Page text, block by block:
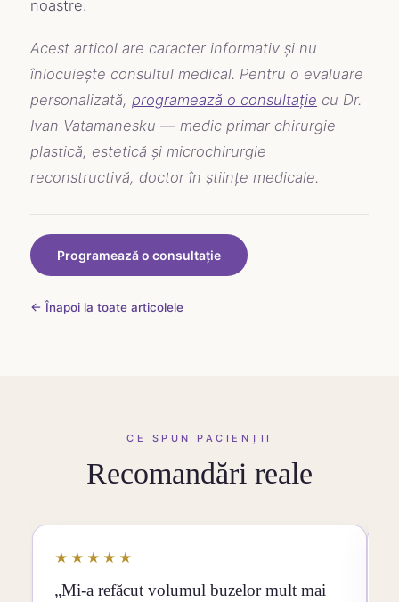
noastre.
Acest articol are caracter informativ și nu
înlocuiește consultul medical. Pentru o evaluare
personalizată, programează o consultație cu Dr.
Ivan Vatamanesku — medic primar chirurgie
plastică, estetică și microchirurgie
reconstructivă, doctor în științe medicale.
Programează o consultație
← Înapoi la toate articolele
CE SPUN PACIENȚII
Recomandări reale
★★★★★
„Mi-a refăcut volumul buzelor mult mai